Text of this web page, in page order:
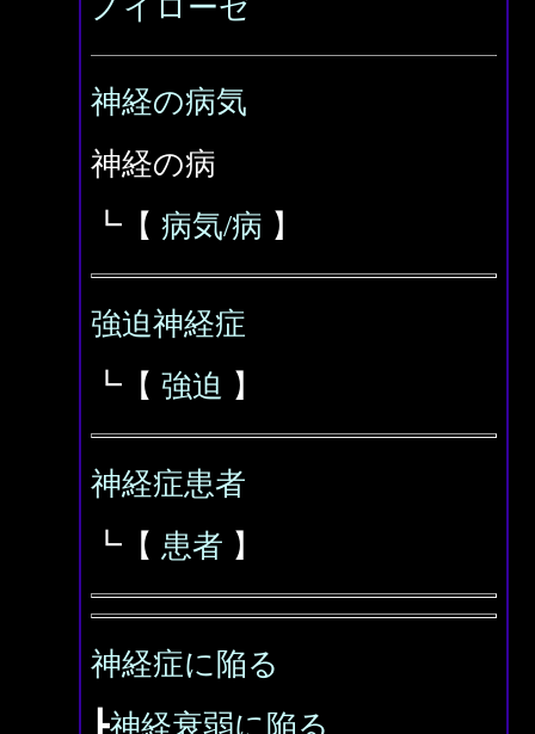
ノイローゼ
神経の病気
神経の病
┗【 病気/病 】
強迫神経症
┗【 強迫 】
神経症患者
┗【 患者 】
神経症に陥る
┣神経衰弱に陥る